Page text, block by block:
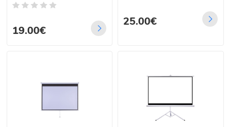
19.00€
25.00€